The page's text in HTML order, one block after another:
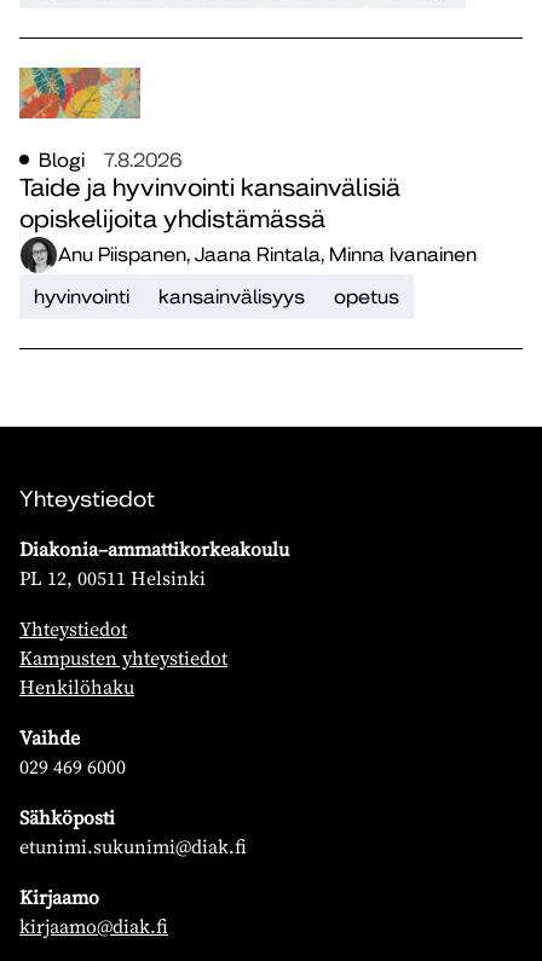
Blogi 7.8.2026
Taide ja hyvinvointi kansainvälisiä
opiskelijoita yhdistämässä
Anu Piispanen, Jaana Rintala, Minna Ivanainen
hyvinvointi
kansainvälisyys opetus
Yhteystiedot
Diakonia–ammattikorkeakoulu
PL 12, 00511 Helsinki
Yhteystiedot
Kampusten yhteystiedot
Henkilöhaku
Vaihde
029 469 6000
Sähköposti
etunimi.sukunimi@diak.fi
Kirjaamo
kirjaamo@diak.fi